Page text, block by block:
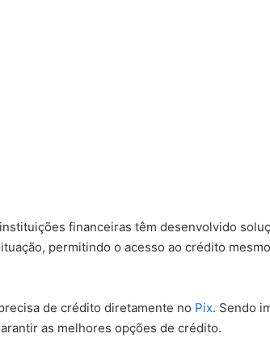
financeiras têm desenvolvido
permitindo o acesso ao crédito
de crédito diretamente no Pix. Sendo
as melhores opções de crédito.